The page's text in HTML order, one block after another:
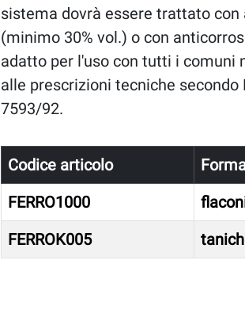
sistema dovrà essere trattato con
(minimo 30% vol.) o con
adatto per l'uso con tutti i comuni
alle prescrizioni tecniche secondo
7593/92.
Codice articolo
FERRO1000
FERROK005